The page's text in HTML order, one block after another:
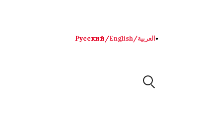
Русский/English/العربية●